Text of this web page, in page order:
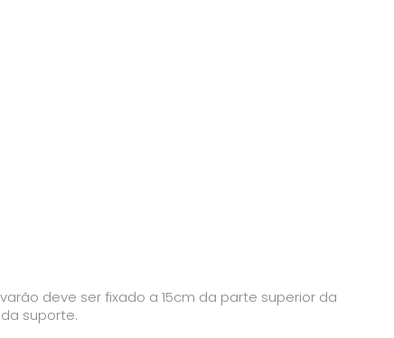
deve ser fixado a 15cm da parte superior da
suporte.